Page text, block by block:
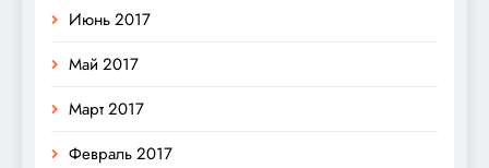
Июнь 2017
Май 2017
Март 2017
Февраль 2017